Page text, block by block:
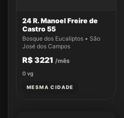
24 R. Manoel Freire de
Castro 55
Bosque dos Eucaliptos • São
José dos Campos
R$ 3221 /mês
0 vg
MESMA CIDADE